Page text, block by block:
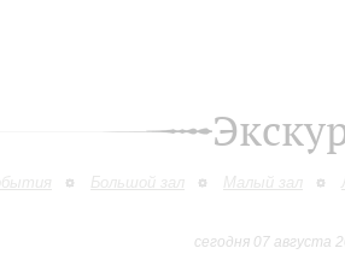
Большой зал Малый зал
сегодня 07 августа